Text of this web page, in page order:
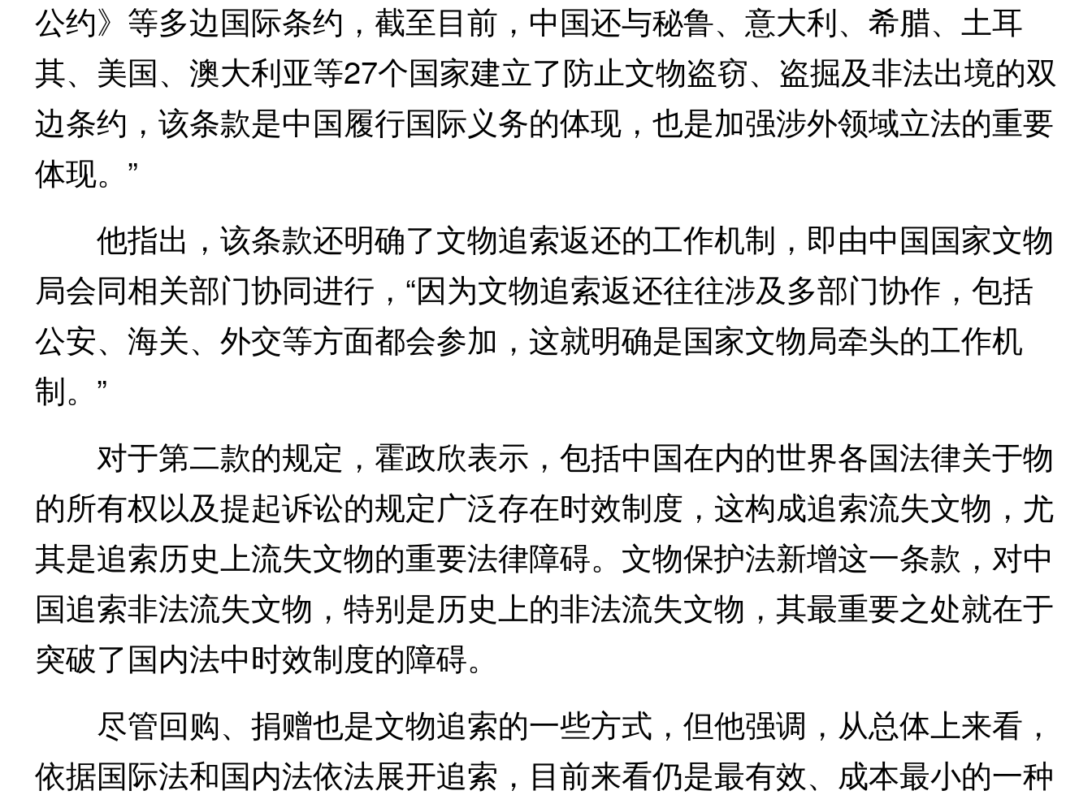
公约》等多边国际条约，截至目前，中国还与秘鲁、意大利、希腊、土耳
其、美国、澳大利亚等27个国家建立了防止文物盗窃、盗掘及非法出境的双
边条约，该条款是中国履行国际义务的体现，也是加强涉外领域立法的重要
体现。”
他指出，该条款还明确了文物追索返还的工作机制，即由中国国家文物
局会同相关部门协同进行，“因为文物追索返还往往涉及多部门协作，包括
公安、海关、外交等方面都会参加，这就明确是国家文物局牵头的工作机
制。”
对于第二款的规定，霍政欣表示，包括中国在内的世界各国法律关于物
的所有权以及提起诉讼的规定广泛存在时效制度，这构成追索流失文物，尤
其是追索历史上流失文物的重要法律障碍。文物保护法新增这一条款，对中
国追索非法流失文物，特别是历史上的非法流失文物，其最重要之处就在于
突破了国内法中时效制度的障碍。
尽管回购、捐赠也是文物追索的一些方式，但他强调，从总体上来看，
依据国际法和国内法依法展开追索，目前来看仍是最有效、成本最小的一种